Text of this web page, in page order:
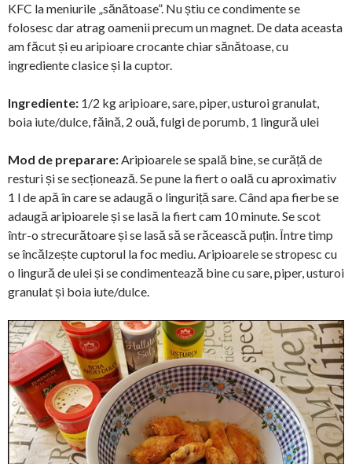
KFC la meniurile „sănătoase”. Nu știu ce condimente se
folosesc dar atrag oamenii precum un magnet. De data aceasta
am făcut și eu aripioare crocante chiar sănătoase, cu
ingrediente clasice și la cuptor.
Ingrediente: 1/2 kg aripioare, sare, piper, usturoi granulat,
boia iute/dulce, făină, 2 ouă, fulgi de porumb, 1 lingură ulei
Mod de preparare:Aripioarele se spală bine, se curăță de
resturi și se secționează. Se pune la fiert o oală cu aproximativ
1 l de apă în care se adaugă o linguriță sare. Când apa fierbe se
adaugă aripioarele și se lasă la fiert cam 10 minute. Se scot
într-o strecurătoare și se lasă să se răcească puțin. Între timp
se încălzește cuptorul la foc mediu. Aripioarele se stropesc cu
o lingură de ulei și se condimentează bine cu sare, piper, usturoi
granulat și boia iute/dulce.